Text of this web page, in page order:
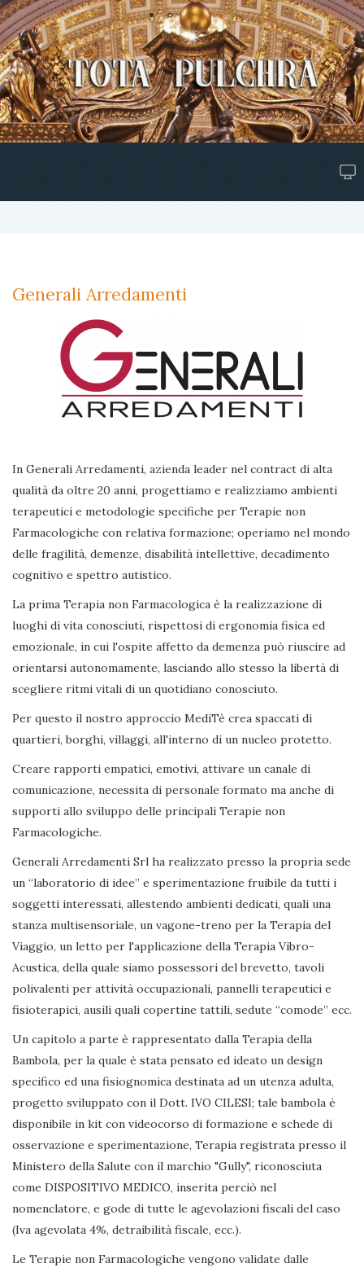
Generali Arredamenti
In Generali Arredamenti, azienda leader nel contract di alta
qualità da oltre 20 anni, progettiamo e realizziamo ambienti
terapeutici e metodologie specifiche per Terapie non
Farmacologiche con relativa formazione; operiamo nel mondo
delle fragilità, demenze, disabilità intellettive, decadimento
cognitivo e spettro autistico.
La prima Terapia non Farmacologica è la realizzazione di
luoghi di vita conosciuti, rispettosi di ergonomia fisica ed
emozionale, in cui l'ospite affetto da demenza può riuscire ad
orientarsi autonomamente, lasciando allo stesso la libertà di
scegliere ritmi vitali di un quotidiano conosciuto.
Per questo il nostro approccio MediTè crea spaccati di
quartieri, borghi, villaggi, all'interno di un nucleo protetto.
Creare rapporti empatici, emotivi, attivare un canale di
comunicazione, necessita di personale formato ma anche di
supporti allo sviluppo delle principali Terapie non
Farmacologiche.
Generali Arredamenti Srl ha realizzato presso la propria sede
un “laboratorio di idee” e sperimentazione fruibile da tutti i
soggetti interessati, allestendo ambienti dedicati, quali una
stanza multisensoriale, un vagone-treno per la Terapia del
Viaggio, un letto per l'applicazione della Terapia Vibro-
Acustica, della quale siamo possessori del brevetto, tavoli
polivalenti per attività occupazionali, pannelli terapeutici e
fisioterapici, ausili quali copertine tattili, sedute “comode” ecc.
Un capitolo a parte è rappresentato dalla Terapia della
Bambola, per la quale è stata pensato ed ideato un design
specifico ed una fisiognomica destinata ad un utenza adulta,
progetto sviluppato con il Dott. IVO CILESI; tale bambola è
disponibile in kit con videocorso di formazione e schede di
osservazione e sperimentazione, Terapia registrata presso il
Ministero della Salute con il marchio "Gully", riconosciuta
come DISPOSITIVO MEDICO, inserita perciò nel
nomenclatore, e gode di tutte le agevolazioni fiscali del caso
(Iva agevolata 4%, detraibilità fiscale, ecc.).
Le Terapie non Farmacologiche vengono validate dalle